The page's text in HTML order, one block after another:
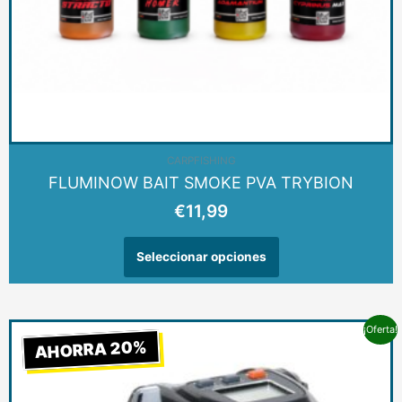
CARPFISHING
FLUMINOW BAIT SMOKE PVA TRYBION
€11,99
Seleccionar opciones
página
de
producto
¡Oferta!
AHORRA 20%
El
original
era:
El
actual
es: